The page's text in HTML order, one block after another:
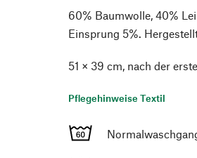
60% Baumwolle, 40%
Einsprung 5%.
51 × 39 cm, nach der
Pflegehinweise Textil